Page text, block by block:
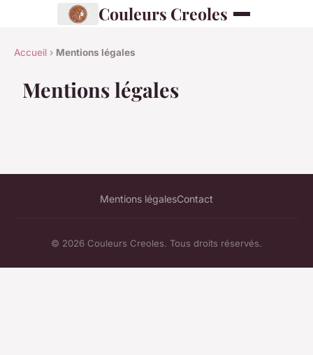
Couleurs Creoles
Accueil › Mentions légales
Mentions légales
Mentions légalesContact
© 2026 Couleurs Creoles. Tous droits réservés.